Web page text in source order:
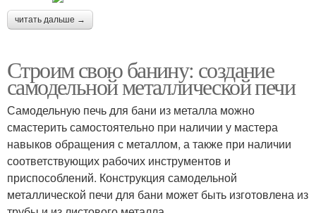
читать дальше →
Строим свою банину: создание
самодельной металлической печи
Самодельную печь для бани из металла можно
смастерить самостоятельно при наличии у мастера
навыков обращения с металлом, а также при наличии
соответствующих рабочих инструментов и
приспособлений. Конструкция самодельной
металлической печи для бани может быть изготовлена из